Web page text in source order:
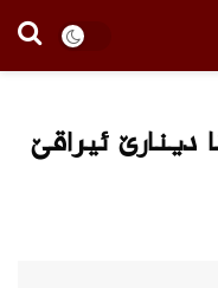
دینارێ ئیراقێ